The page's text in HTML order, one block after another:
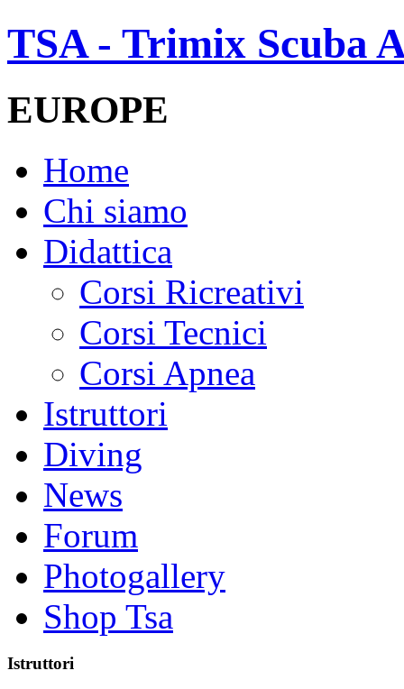
TSA - Trimix Scuba
EUROPE
Home
Chi siamo
Didattica
Corsi Ricreativi
Corsi Tecnici
Corsi Apnea
Istruttori
Diving
News
Forum
Photogallery
Shop Tsa
Istruttori